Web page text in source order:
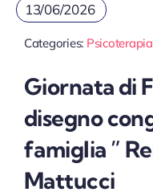
13/06/2026
Categories: Psicoterapia
Giornata di
disegno
famiglia ”
Mattucci